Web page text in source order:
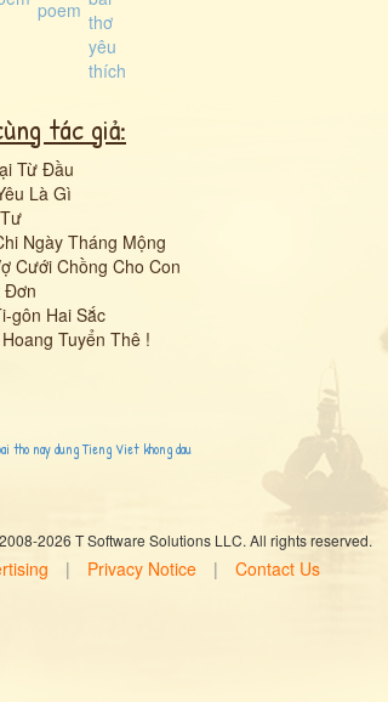
tác giả:
Từ Đầu
Là Gì
Ngày Tháng Mộng
Cưới Chồng Cho Con
Đơn
gôn Hai Sắc
Tuyển Thê !
tho nay dung Tieng Viet khong dau
2026 T Software Solutions LLC. All rights reserved.
| Privacy Notice | Contact Us